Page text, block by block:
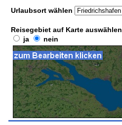
Urlaubsort wählen
Reisegebiet auf Karte auswählen
ja
nein